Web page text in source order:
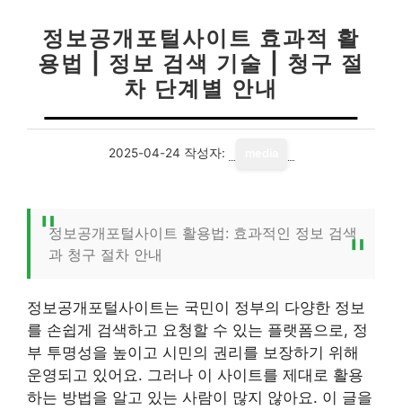
정보공개포털사이트 효과적 활
용법 | 정보 검색 기술 | 청구 절
차 단계별 안내
2025-04-24 작성자:
정보공개포털사이트 활용법: 효과적인 정보 검색
과 청구 절차 안내
정보공개포털사이트는 국민이 정부의 다양한 정보
를 손쉽게 검색하고 요청할 수 있는 플랫폼으로, 정
부 투명성을 높이고 시민의 권리를 보장하기 위해
운영되고 있어요. 그러나 이 사이트를 제대로 활용
하는 방법을 알고 있는 사람이 많지 않아요. 이 글을